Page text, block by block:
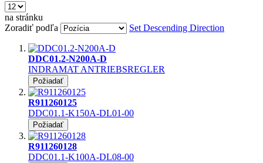
na stránku
Zoradiť podľa
Set Descending Direction
DDC01.2-N200A-D
INDRAMAT ANTRIEBSREGLER
Požiadať
R911260125
DDC01.1-K150A-DL01-00
Požiadať
R911260128
DDC01.1-K100A-DL08-00